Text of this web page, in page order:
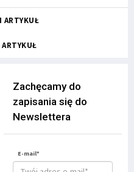
ARTYKUŁ
Zachęcamy do
zapisania się do
Newslettera
E-mail*